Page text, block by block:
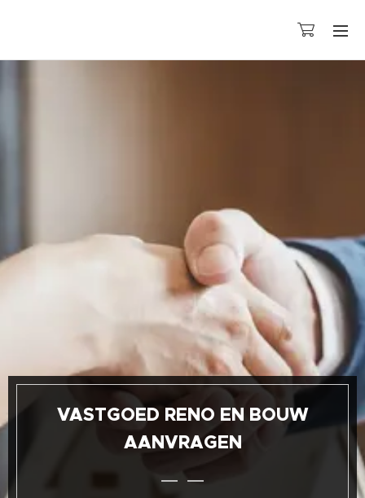
VASTGOED RENO EN BOUW
AANVRAGEN